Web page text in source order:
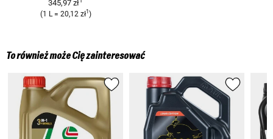
345,97 zł
(1 L = 20,12 zł1 )
To również może Cię zainteresować